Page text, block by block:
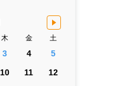
木 金 土
3 4
5
10 11
12